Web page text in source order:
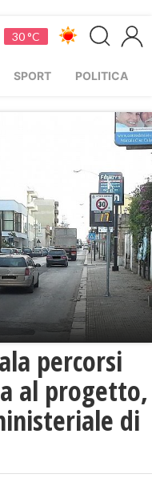
30 °C
SPORT POLITICA
percorsi
al progetto,
di